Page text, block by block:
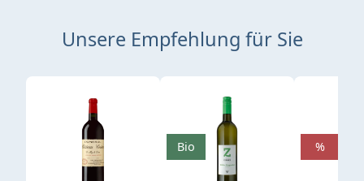
Unsere Empfehlung für Sie
Produktgalerie überspringen
Bio %